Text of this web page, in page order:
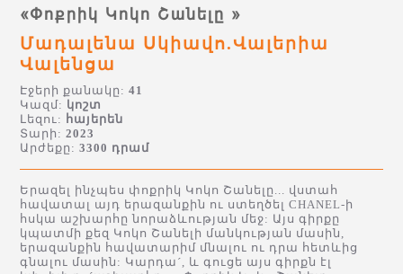
«Փոքրիկ Կոկո Շանելը »
Մադալենա Սկիավո.Վալերիա
Վալենցա
Էջերի քանակը:41
Կազմ: կոշտ
Լեզու: հայերեն
Տարի:2023
Արժեքը:3300 դրամ
Երազել ինչպես փոքրիկ Կոկո Շանելը... վստահ
հավատալ այդ երազանքին ու ստեղծել CHANEL-ի
հսկա աշխարհը նորաձևության մեջ: Այս գիրքը
կպատմի քեզ Կոկո Շանելի մանկության մասին,
երազանքին հավատարիմ մնալու ու դրա հետևից
գնալու մասին: Կարդա´, և գուցե այս գիրքն էլ